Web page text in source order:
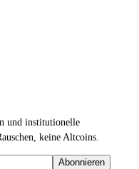
und institutionelle
keine Altcoins.
Abonnieren